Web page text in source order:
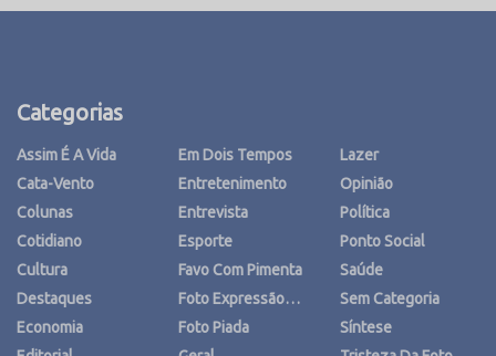
Categorias
Assim É A Vida
Cata-Vento
Colunas
Cotidiano
Cultura
Destaques
Economia
Em Dois Tempos
Entretenimento
Entrevista
Esporte
Favo Com Pimenta
Foto Expressão…
Foto Piada
Lazer
Opinião
Política
Ponto Social
Saúde
Sem Categoria
Síntese